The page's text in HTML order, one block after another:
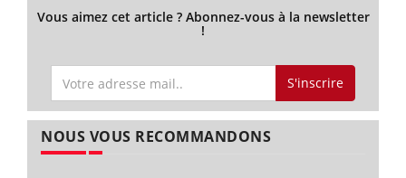
Vous aimez cet article ? Abonnez-vous à la newsletter
!
S'inscrire
NOUS VOUS RECOMMANDONS